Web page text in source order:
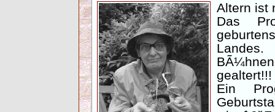
Altern ist
Das
gealtert!!!
Ein